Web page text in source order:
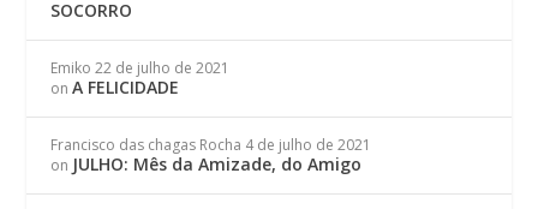
SOCORRO
Emiko 22 de julho de 2021
onA FELICIDADE
Francisco das chagas Rocha 4 de julho de 2021
on JULHO: Mês da Amizade, do Amigo